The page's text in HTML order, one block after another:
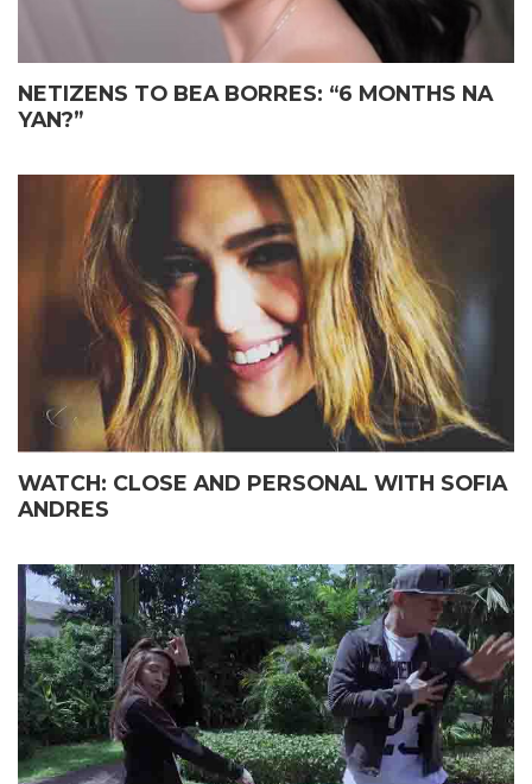
NETIZENS TO BEA BORRES: “6 MONTHS NA
YAN?”
WATCH: CLOSE AND PERSONAL WITH SOFIA
ANDRES